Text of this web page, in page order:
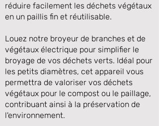
Précédente Suivante
réduire facilement les déchets végétaux
en un paillis fin et réutilisable.
Louez notre broyeur de branches et de
végétaux électrique pour simplifier le
broyage de vos déchets verts. Idéal pour
les petits diamètres, cet appareil vous
permettra de valoriser vos déchets
végétaux pour le compost ou le paillage,
contribuant ainsi à la préservation de
l'environnement.